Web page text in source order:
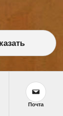
Почта